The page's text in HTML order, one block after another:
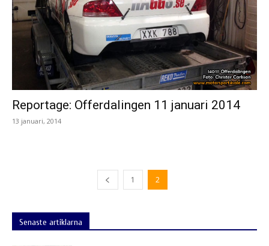
Reportage: Offerdalingen 11 januari 2014
13 januari, 2014
1 2
Senaste artiklarna